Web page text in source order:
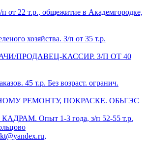
от 22 т.р., общежитие в Академгородке,
хозяйства. З/п от 35 т.р.
ПРОДАВЕЦ-КАССИР. З/П ОТ 40
45 т.р. Без возраст. огранич.
РЕМОНТУ, ПОКРАСКЕ. ОБЬГЭС
Опыт 1-3 года, з/п 52-55 т.р.